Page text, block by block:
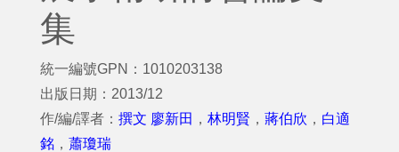
集
統一編號GPN：1010203138
出版日期：2013/12
作/編/譯者： 撰文 廖新田 ， 林明賢 ， 蔣伯欣 ， 白適
銘 ， 蕭瓊瑞